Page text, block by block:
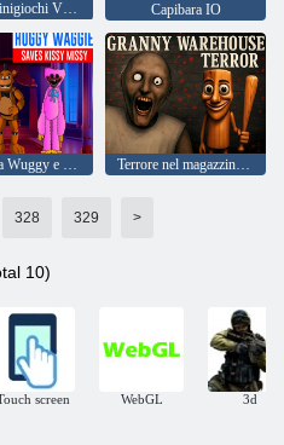
Obby: Minigiochi VS 1000 Capibara IO
328 329 >
10)
screen WebGL 3d